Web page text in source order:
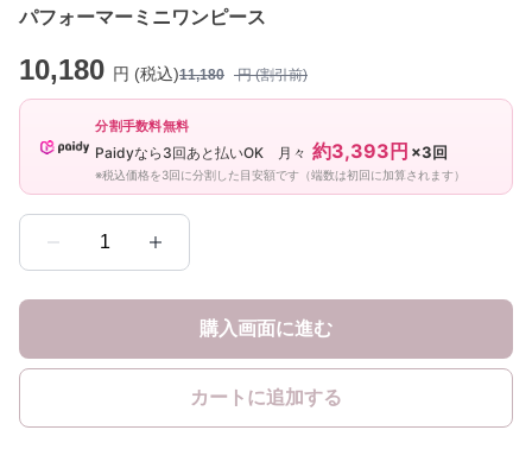
パフォーマーミニワンピース
10,180 円 (税込)11,180 円 (割引前)
分割手数料無料
Paidyなら3回あと払いOK 月々 約3,393円 ×3回
※税込価格を3回に分割した目安額です（端数は初回に加算されます）
1
購入画面に進む
カートに追加する